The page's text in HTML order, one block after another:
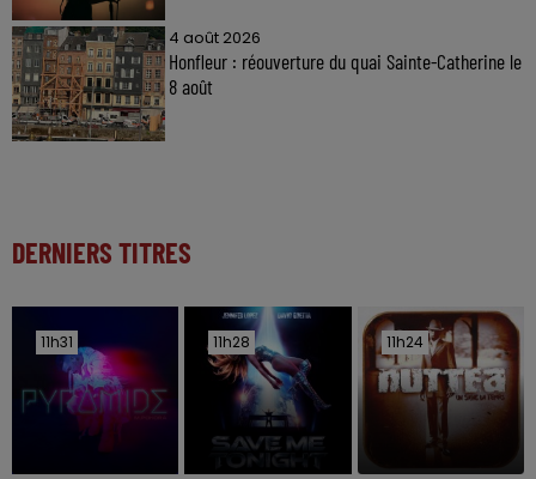
4 août 2026
Honfleur : réouverture du quai Sainte-Catherine le
8 août
DERNIERS TITRES
11h31
11h31 11h28
11h28 11h24
11h24